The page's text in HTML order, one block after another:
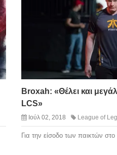
Broxah: «Θέλει και
LCS»
Ιούλ 02, 2018 League of
Για την είσοδο των παικτών